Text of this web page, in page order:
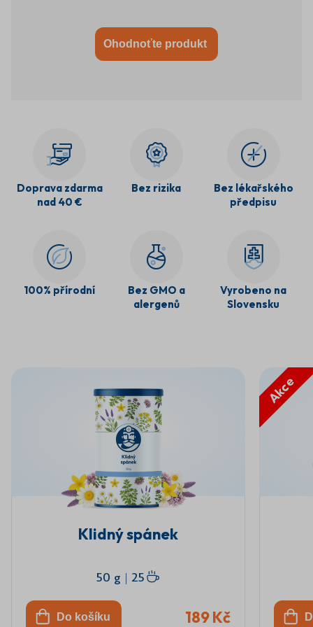
Ohodnoťte produkt
Doprava zdarma
nad 40 €
Bez rizika
Bez lékařského
předpisu
100% přírodní
Bez GMO a
alergenů
Vyrobeno na
Slovensku
Klidný spánek
50 g | 25
Do košíku 189 Kč
Akce